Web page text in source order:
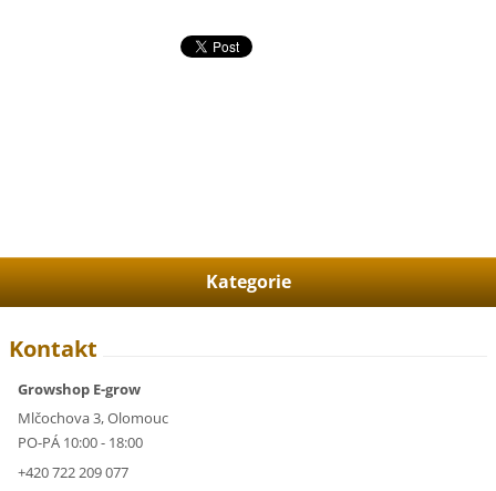
Kategorie
Kontakt
Growshop E-grow
Mlčochova 3, Olomouc
PO-PÁ 10:00 - 18:00
+420 722 209 077